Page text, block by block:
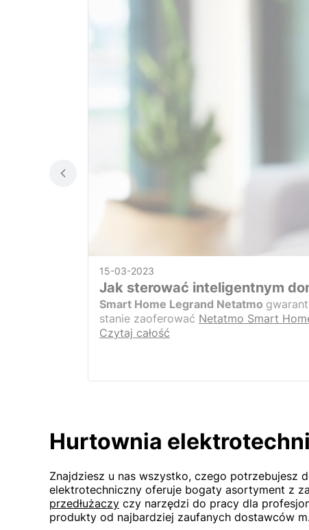
15-03-2023
Jak sterować inteligentnym
Smart Home Legrand Netatmo
stanie zaoferować Netatmo Smart
Czytaj całość
Hurtownia
Znajdziesz u nas wszystko, czego potrzebujesz
elektrotechniczny oferuje bogaty asortyment z
przedłużaczy czy narzędzi do pracy dla
produkty od najbardziej zaufanych dostawców